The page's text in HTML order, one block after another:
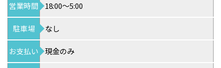
営業時間 18:00～5:00
駐車場 なし
お支払い 現金のみ